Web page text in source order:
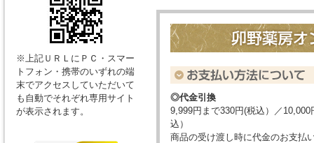
◎代金引換
9,999円まで330円(税込）／10,000
込）
商品の受け渡し時に代金のお支払
※上記ＵＲＬにＰＣ・スマー
トフォン・携帯のいずれの端
末でアクセスしていただいて
も自動でそれぞれ専用サイト
が表示されます。